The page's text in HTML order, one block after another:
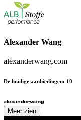
Alexander Wang
alexanderwang.com
De huidige aanbiedingen: 10
Meer zien